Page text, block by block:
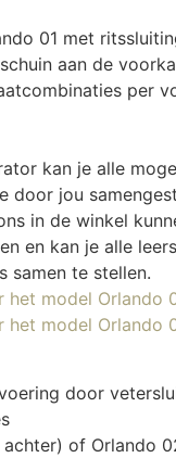
01 met
aan de
per
kan je alle
door jou
in de winkel
en kan je alle
samen te stellen.
model Orlando
model Orlando
door
of Orlando